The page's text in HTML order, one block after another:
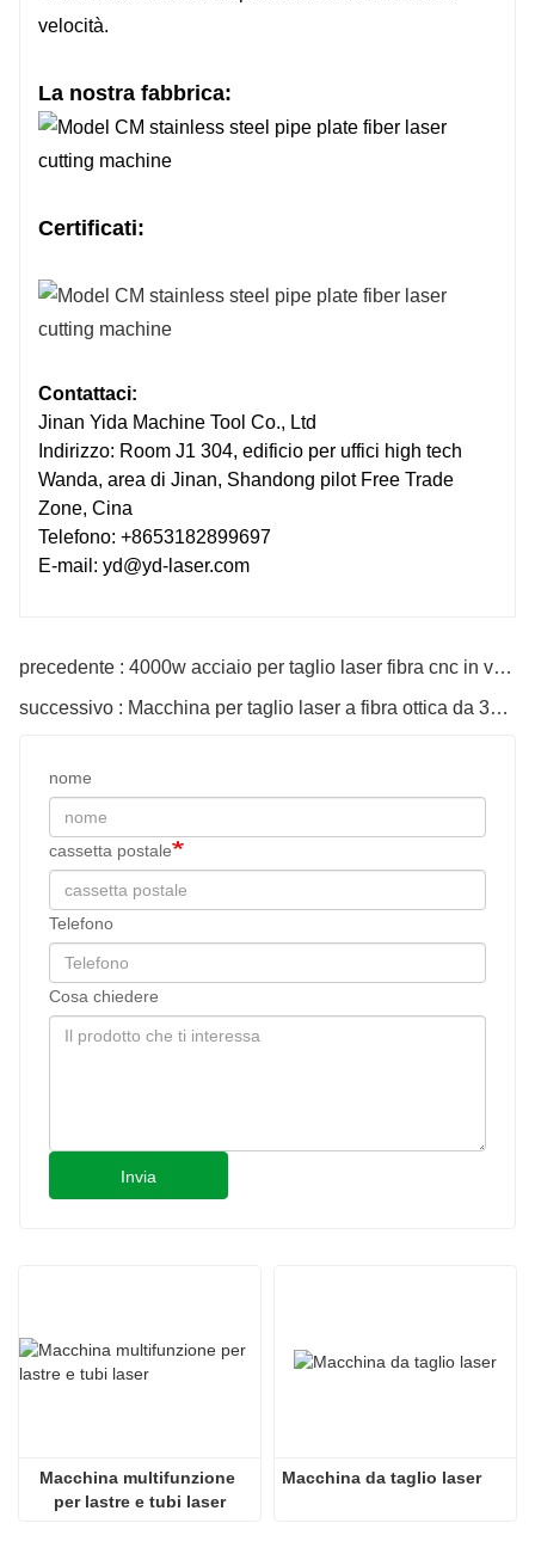
velocità.
La nostra fabbrica:
Certificati:
Contattaci:
Jinan Yida Machine Tool Co., Ltd
Indirizzo: Room J1 304, edificio per uffici high tech
Wanda, area di Jinan, Shandong pilot Free Trade
Zone, Cina
Telefono: +8653182899697
E-mail: yd@yd-laser.com
precedente : 4000w acciaio per taglio laser fibra cnc in vendita
successivo : Macchina per taglio laser a fibra ottica da 3000w
nome
cassetta postale
Telefono
Cosa chiedere
Invia
Macchina multifunzione
per lastre e tubi laser
Macchina da taglio laser